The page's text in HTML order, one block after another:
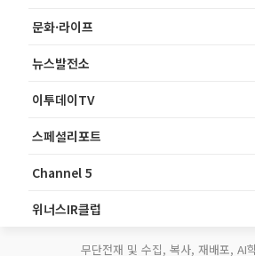
문화·라이프
뉴스발전소
이투데이TV
스페셜리포트
Channel 5
위너스IR클럽
무단전재 및 수집, 복사, 재배포, AI